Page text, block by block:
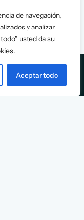
de navegación,
y analizar
usted da su
Aceptar todo